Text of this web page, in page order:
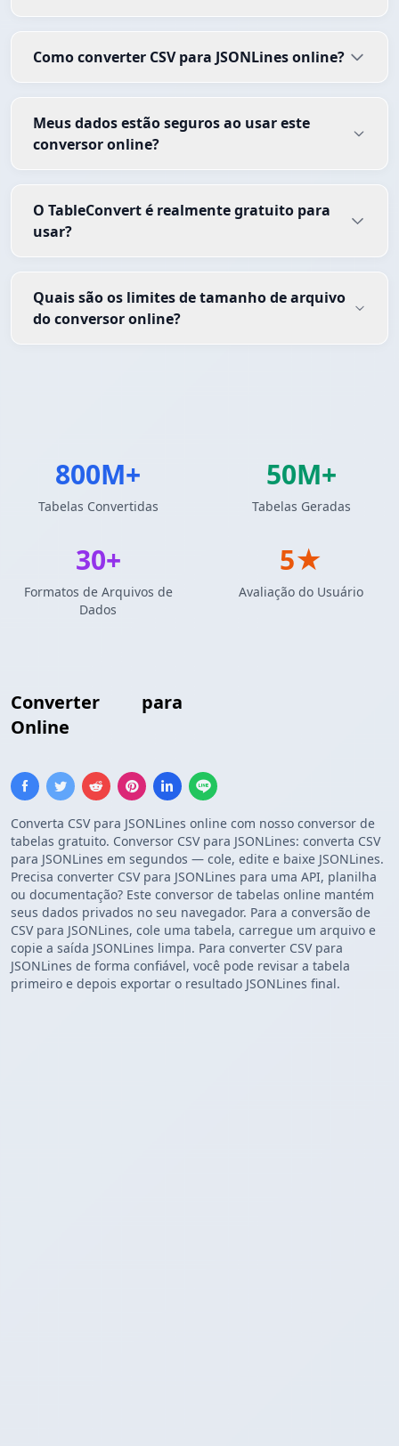
Converter para
Online
Converta CSV para JSONLines online com nosso conversor de
tabelas gratuito. Conversor CSV para JSONLines: converta CSV
para JSONLines em segundos — cole, edite e baixe JSONLines.
Precisa converter CSV para JSONLines para uma API, planilha
ou documentação? Este conversor de tabelas online mantém
seus dados privados no seu navegador. Para a conversão de
CSV para JSONLines, cole uma tabela, carregue um arquivo e
copie a saída JSONLines limpa. Para converter CSV para
JSONLines de forma confiável, você pode revisar a tabela
primeiro e depois exportar o resultado JSONLines final.
Como converter CSV para JSONLines online?
Meus dados estão seguros ao usar este
conversor online?
O TableConvert é realmente gratuito para
usar?
Quais são os limites de tamanho de arquivo
do conversor online?
800M+
Tabelas Convertidas
50M+
Tabelas Geradas
30+
Formatos de Arquivos de
Dados
5★
Avaliação do Usuário